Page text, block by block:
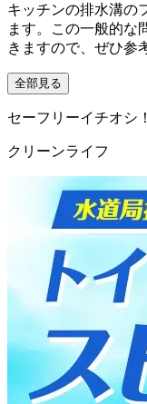
キッチンの排水溝の
ます。この一般的な
きますので、ぜひ参
全部見る
セーフリーイチオシ
クリーンライフ